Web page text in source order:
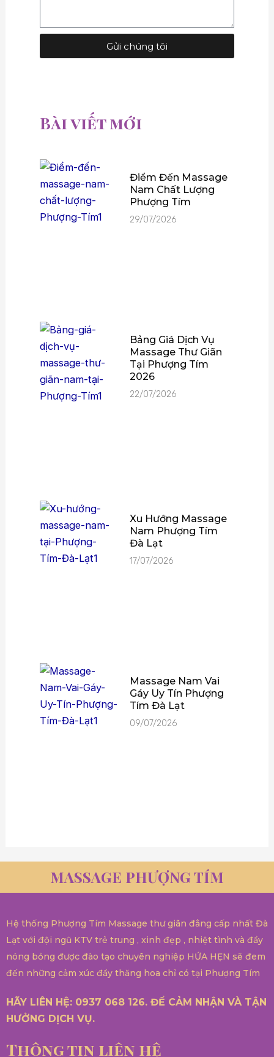
Gửi chúng tôi
Bài viết mới
Điểm Đến Massage
Nam Chất Lượng
Phượng Tím
29/07/2026
Bảng Giá Dịch Vụ
Massage Thư Giãn
Tại Phượng Tím
2026
22/07/2026
Xu Hướng Massage
Nam Phượng Tím
Đà Lạt
17/07/2026
Massage Nam Vai
Gáy Uy Tín Phượng
Tím Đà Lạt
09/07/2026
MASSAGE PHƯỢNG TÍM
Hệ thống Phượng Tím Massage thư giãn đẳng cấp nhất Đà
Lạt với đội ngũ KTV trẻ trung , xinh đẹp , nhiệt tình và đầy
nóng bỏng được đào tạo chuyên nghiệp HỨA HẸN sẽ đem
đến những cảm xúc đầy thăng hoa chỉ có tại Phượng Tím
HÃY LIÊN HỆ: 0937 068 126. ĐỂ CẢM NHẬN VÀ TẬN
HƯỞNG DỊCH VỤ.
Thông tin liên hệ